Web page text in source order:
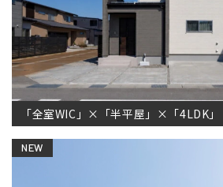
「全室WIC」×「半平屋」×「4LDK」
NEW